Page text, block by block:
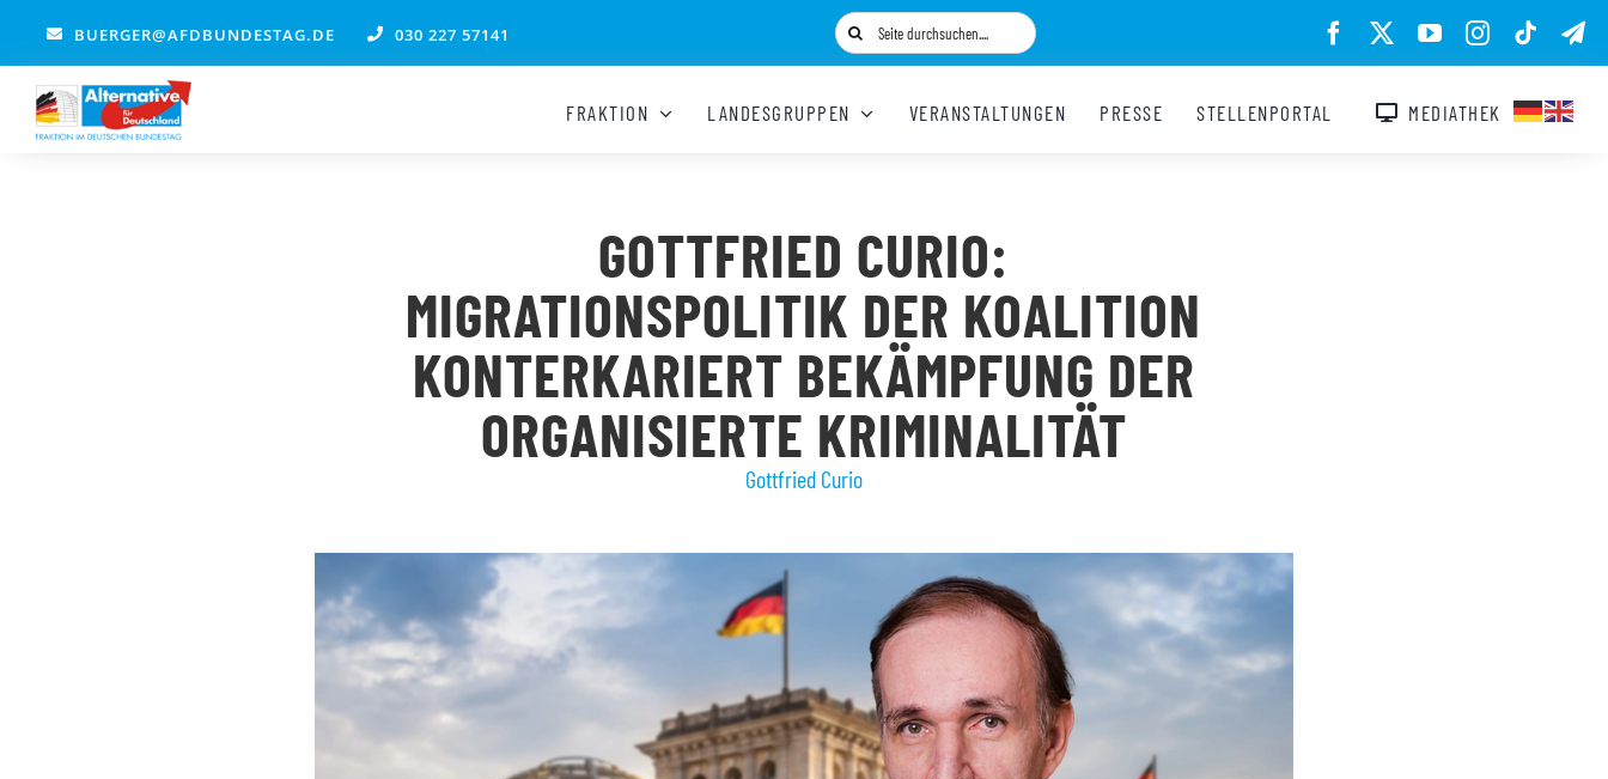
springen
BUERGER@AFDBUNDESTAG.DE 030 227 57141
Suche
nach:
FRAKTION LANDESGRUPPEN VERANSTALTUNGEN PRESSE STELLENPORTAL MEDIATHEK
GOTTFRIED CURIO:
MIGRATIONSPOLITIK DER KOALITION
KONTERKARIERT BEKÄMPFUNG DER
ORGANISIERTE KRIMINALITÄT
Gottfried Curio